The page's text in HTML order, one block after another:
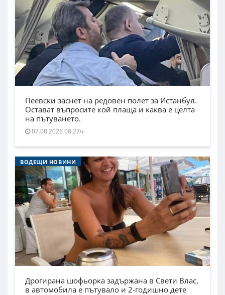
Пеевски заснет на редовен полет за Истанбул.
Остават въпросите кой плаща и каква е целта
на пътуването.
07.08.2026 08:27ч.
ВОДЕЩИ НОВИНИ
Дрогирана шофьорка задържана в Свети Влас,
в автомобила е пътувало и 2-годишно дете